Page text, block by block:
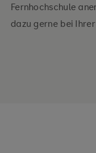
Fernhochschule
dazu gerne bei